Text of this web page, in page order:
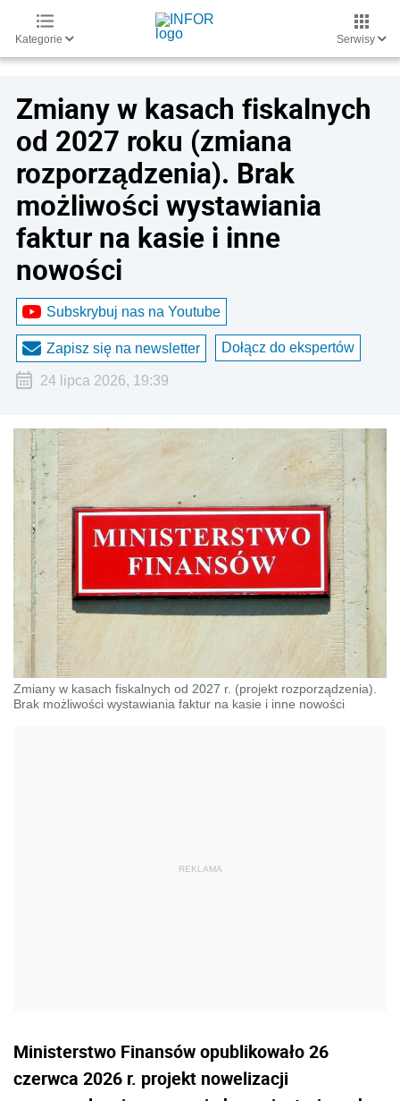
Kategorie Serwisy
Zmiany w kasach fiskalnych
od 2027 roku (zmiana
rozporządzenia). Brak
możliwości wystawiania
faktur na kasie i inne
nowości
Subskrybuj nas na Youtube
Zapisz się na newsletter Dołącz do ekspertów
24 lipca 2026, 19:39
Zmiany w kasach fiskalnych od 2027 r. (projekt rozporządzenia).
Brak możliwości wystawiania faktur na kasie i inne nowości
Ministerstwo Finansów opublikowało 26
czerwca 2026 r. projekt nowelizacji